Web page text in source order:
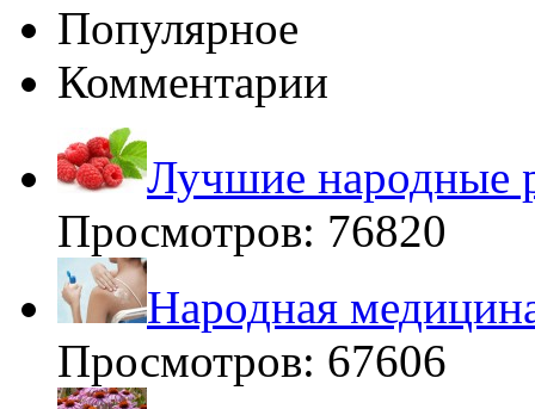
Популярное
Комментарии
Лучшие народные
Просмотров: 76820
Народная
Просмотров: 67606